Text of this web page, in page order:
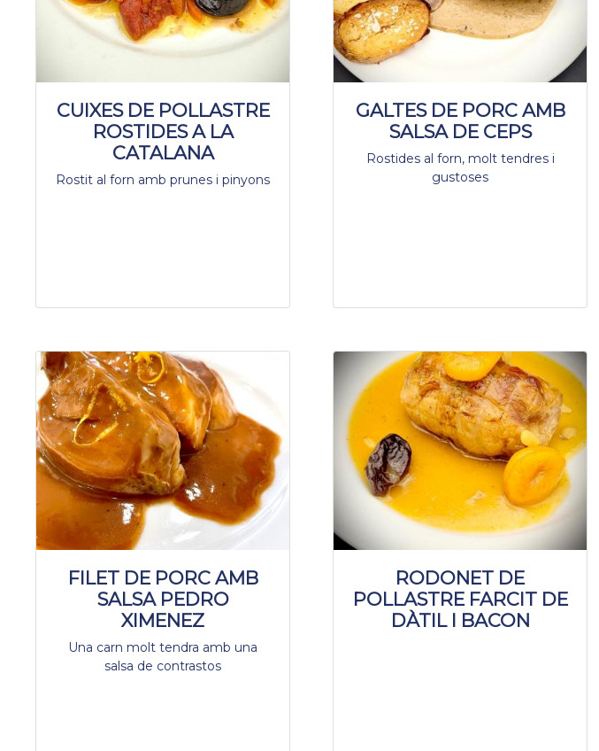
CUIXES DE POLLASTRE
ROSTIDES A LA
CATALANA
Rostit al forn amb prunes i pinyons
GALTES DE PORC AMB
SALSA DE CEPS
Rostides al forn, molt tendres i
gustoses
FILET DE PORC AMB
SALSA PEDRO
XIMENEZ
Una carn molt tendra amb una
salsa de contrastos
RODONET DE
POLLASTRE FARCIT DE
DÀTIL I BACON